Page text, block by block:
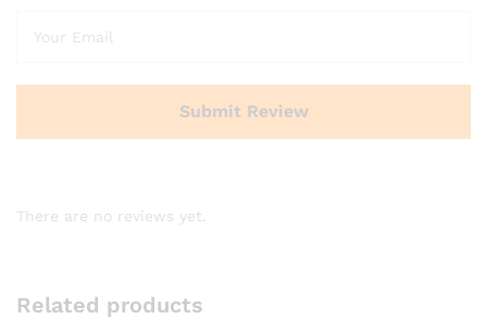
There are no reviews yet.
Related products